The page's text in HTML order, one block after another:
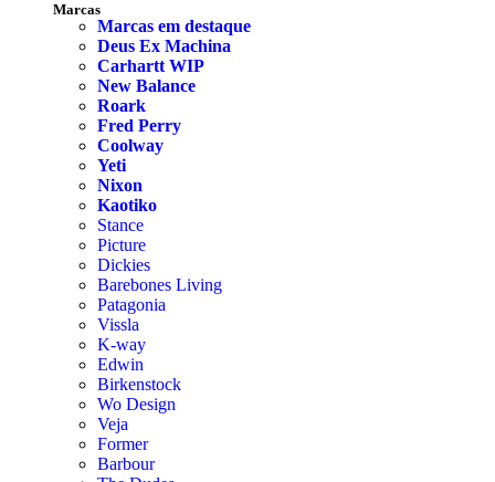
Marcas
Marcas em destaque
Deus Ex Machina
Carhartt WIP
New Balance
Roark
Fred Perry
Coolway
Yeti
Nixon
Kaotiko
Stance
Picture
Dickies
Barebones Living
Patagonia
Vissla
K-way
Edwin
Birkenstock
Wo Design
Veja
Former
Barbour